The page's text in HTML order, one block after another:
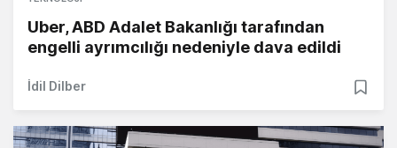
Uber, ABD Adalet Bakanlığı tarafından
engelli ayrımcılığı nedeniyle dava edildi
İdil Dilber